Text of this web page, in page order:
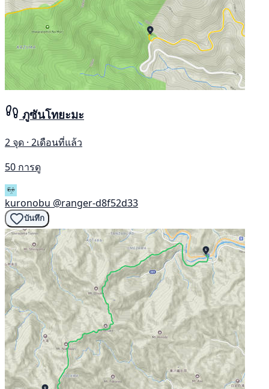
ภูซันโทยะมะ
2 จุด · 2เดือนที่แล้ว
50 การดู
kuronobu @ranger-d8f52d33
บันทึก